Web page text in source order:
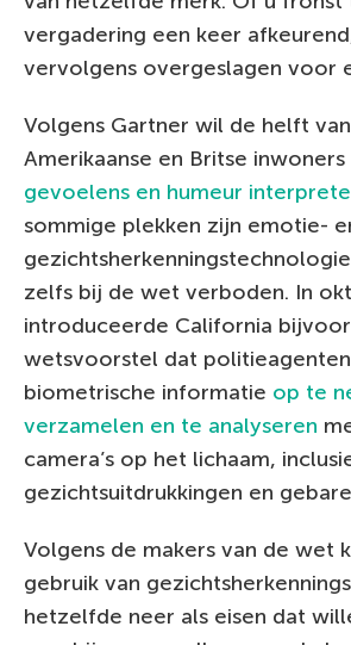
vergadering een keer
vervolgens overgeslagen voor
Volgens Gartner wil de helft
Amerikaanse en Britse inwoners
gevoelens en humeur
sommige plekken zijn emotie-
zelfs bij de wet verboden. In
introduceerde California
wetsvoorstel dat
biometrische informatie op te
verzamelen en te analyseren
camera’s op het lichaam,
gezichtsuitdrukkingen en
Volgens de makers van de wet
gebruik van
hetzelfde neer als eisen dat